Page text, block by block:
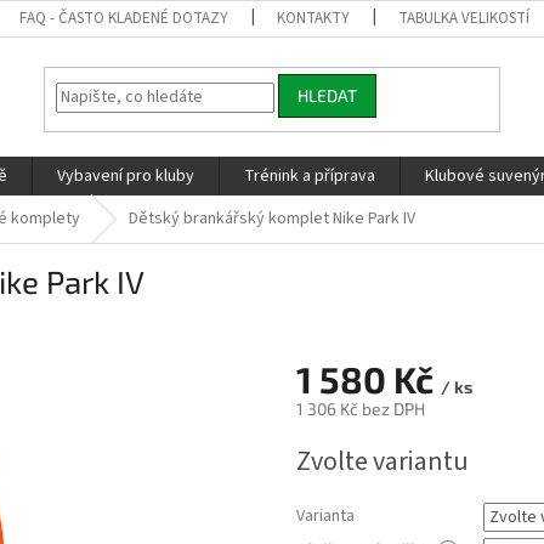
FAQ - ČASTO KLADENÉ DOTAZY KONTAKTY TABULKA VELIKOSTÍ
HLEDAT
Vybavení pro kluby Trénink a příprava Klubové
komplety Dětský brankářský komplet Nike Park IV
Park IV
1 580 Kč / ks
1 306 Kč bez DPH
cena:
Zvolte variantu
Varianta